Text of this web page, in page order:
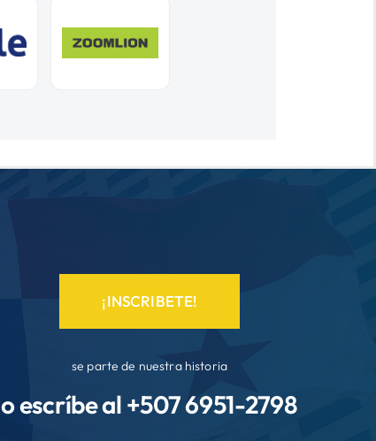
¡INSCRIBETE!
se parte de nuestra historia
o escríbe al +5076951-2798